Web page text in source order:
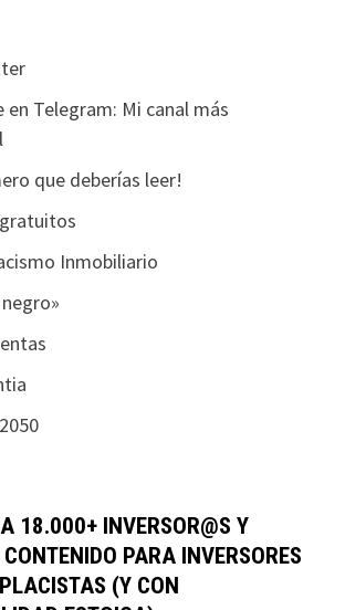
en Telegram: Mi canal más
que deberías leer!
Inmobiliario
18.000+ INVERSOR@S Y
CONTENIDO PARA INVERSORES
(Y CON